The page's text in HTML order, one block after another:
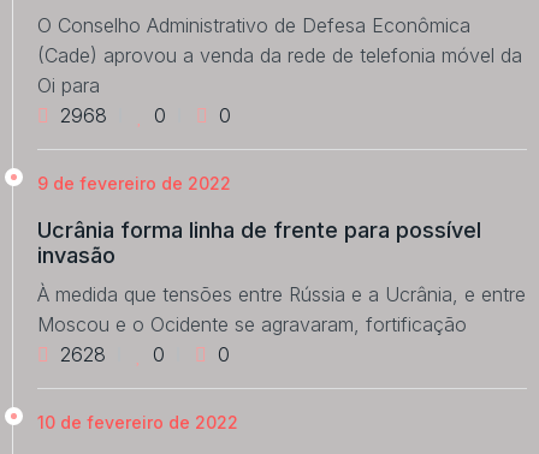
O Conselho Administrativo de Defesa Econômica
(Cade) aprovou a venda da rede de telefonia móvel da
Oi para
2968
0 0
9 de fevereiro de 2022
Ucrânia forma linha de frente para possível
invasão
À medida que tensões entre Rússia e a Ucrânia, e entre
Moscou e o Ocidente se agravaram, fortificação
2628
0 0
10 de fevereiro de 2022